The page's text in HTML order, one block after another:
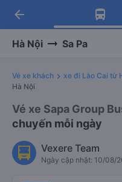
Tải app
Nhận ưu đãi
Tải app
-30k/ghế
arrow_back
Hà Nội Sa Pa
Vé xe khách xe đi Lào Cai từ
Hà Nội
Vé xe Sapa Group
chuyến mỗi ngày
Vexere Team
Ngày cập nhật: 10/08/